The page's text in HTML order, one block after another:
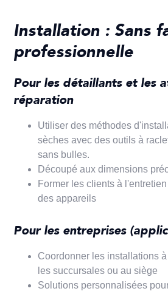
Installation : Sans
professionnelle
Pour les détaillants et les
réparation
Utiliser des méthodes
sèches avec des outils à
sans bulles.
Découpé aux dimensions
Former les clients à
des appareils
Pour les entreprises
Coordonner les installations
les succursales ou au siège
Solutions personnalisées